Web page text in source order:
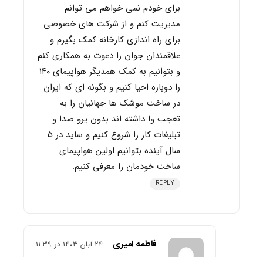
برای خودم نمی خواهم می توانم
مدیریت کنم و از شرکت های خصوصی
برای راه اندازی کارخانه کمک بگیرم و
علاقمندان جوان را دعوت به همکاری کنم
و بتوانیم به کمک همدیگر هواپیمای ۱۴۰
را دوباره احیا کنیم و بگونه ای که ایران
در ساخت موشک ها جهانیان را به
تعجب وا داشته اند بدون یرو صدا و
تبلیغات کار را شروع کنیم و ساید در ۵
سال آینده بتوانیم اولین هواپیمای
ساخت خودمان را معرفی کنیم.
REPLY
فاطمه امیری ۲۴ آبان ۱۴۰۳ در ۱۱:۳۹